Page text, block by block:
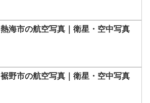
熱海市の航空写真｜衛星・空中写真
裾野市の航空写真｜衛星・空中写真